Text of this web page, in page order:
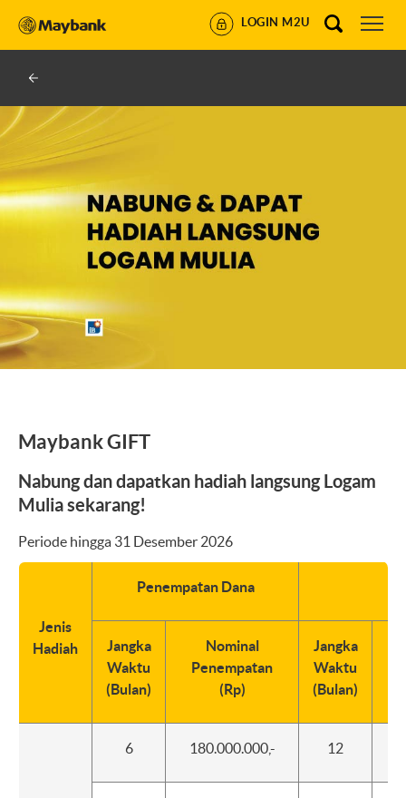
LOGIN M2U
Maybank GIFT
Nabung dan dapatkan hadiah langsung Logam
Mulia sekarang!
Periode hingga 31 Desember 2026
Jenis
Hadiah
Penempatan Dana
Jangka
Waktu
(Bulan)
Nominal
Penempatan
(Rp)
Jangka
Waktu
(Bulan)
6 180.000.000,- 12